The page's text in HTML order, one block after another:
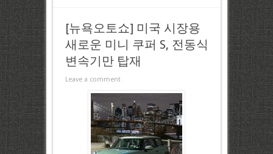
[뉴욕오토쇼] 미국 시장용
새로운 미니 쿠퍼 S, 전동식
변속기만 탑재
Leave a comment